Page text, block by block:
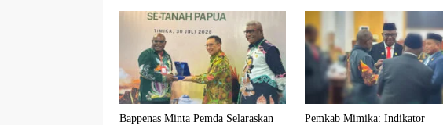
Bappenas Minta Pemda Selaraskan
Pemkab Mimika: Indikator